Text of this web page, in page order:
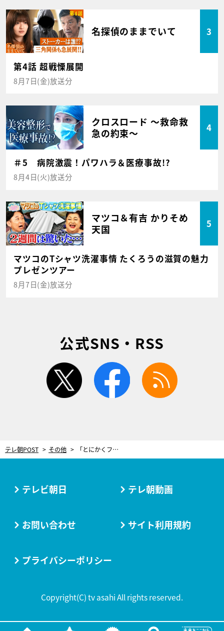
名探偵のままでいて 3
第4話 超戦慄展開
8月7日(金)放送分
クロスロード ～救命救
急の約束～
4
＃5 病院激震！パワハラ＆医療事故!?
8月4日(火)放送分
マツコ＆有吉 かりそめ
天国
5
マツコのTシャツ洗濯事情 たくろうの滋賀の魅力
プレゼンツアー
8月7日(金)放送分
公式SNS・RSS
twitter facebook
テレ朝POST その他 「とにかくフィギュア漬け」だった八木沼純子の学生時代。元ライバルの現在は？
テレビ朝日 テレ朝動画
お問い合わせ サイト利用規約
プライバシーポリシー
Copyright(C) tv asahi All rights reserved.